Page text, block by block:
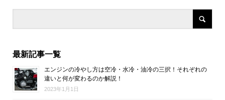
最新記事一覧
エンジンの冷やし方は空冷・水冷・油冷の三択！それぞれの
違いと何が変わるのか解説！
2023年1月1日